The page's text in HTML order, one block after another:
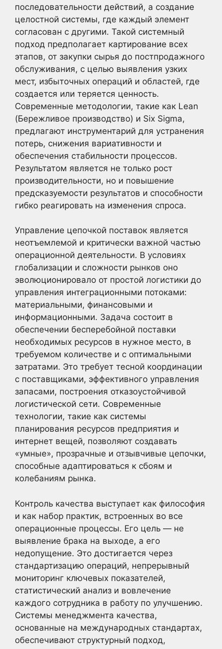
последовательности действий, а создание
целостной системы, где каждый элемент
согласован с другими. Такой системный
подход предполагает картирование всех
этапов, от закупки сырья до постпродажного
обслуживания, с целью выявления узких
мест, избыточных операций и областей, где
создается или теряется ценность.
Современные методологии, такие как Lean
(Бережливое производство) и Six Sigma,
предлагают инструментарий для устранения
потерь, снижения вариативности и
обеспечения стабильности процессов.
Результатом является не только рост
производительности, но и повышение
предсказуемости результатов и способности
гибко реагировать на изменения спроса.
Управление цепочкой поставок является
неотъемлемой и критически важной частью
операционной деятельности. В условиях
глобализации и сложности рынков оно
эволюционировало от простой логистики до
управления интеграционными потоками:
материальными, финансовыми и
информационными. Задача состоит в
обеспечении бесперебойной поставки
необходимых ресурсов в нужное место, в
требуемом количестве и с оптимальными
затратами. Это требует тесной координации
с поставщиками, эффективного управления
запасами, построения отказоустойчивой
логистической сети. Современные
технологии, такие как системы
планирования ресурсов предприятия и
интернет вещей, позволяют создавать
«умные», прозрачные и отзывчивые цепочки,
способные адаптироваться к сбоям и
колебаниям рынка.
Контроль качества выступает как философия
и как набор практик, встроенных во все
операционные процессы. Его цель — не
выявление брака на выходе, а его
недопущение. Это достигается через
стандартизацию операций, непрерывный
мониторинг ключевых показателей,
статистический анализ и вовлечение
каждого сотрудника в работу по улучшению.
Системы менеджмента качества,
основанные на международных стандартах,
обеспечивают структурный подход,